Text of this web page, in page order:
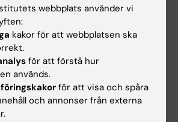
webbplats använder vi
kakor för att webbplatsen ska
för att förstå hur
används.
för att visa och spåra
och annonser från externa